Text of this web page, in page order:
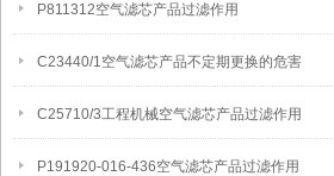
P811312空气滤芯产品过滤作用
C23440/1空气滤芯产品不定期更换的危害
C25710/3工程机械空气滤芯产品过滤作用
P191920-016-436空气滤芯产品过滤作用